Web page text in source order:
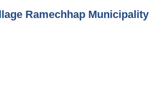
Ramechhap Municipality